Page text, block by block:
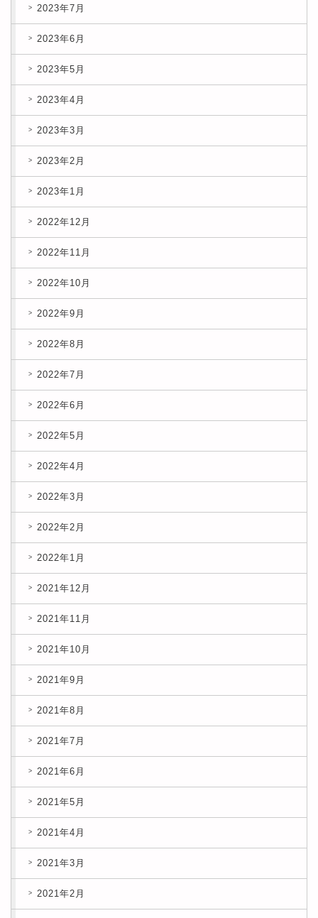
2023年7月
2023年6月
2023年5月
2023年4月
2023年3月
2023年2月
2023年1月
2022年12月
2022年11月
2022年10月
2022年9月
2022年8月
2022年7月
2022年6月
2022年5月
2022年4月
2022年3月
2022年2月
2022年1月
2021年12月
2021年11月
2021年10月
2021年9月
2021年8月
2021年7月
2021年6月
2021年5月
2021年4月
2021年3月
2021年2月